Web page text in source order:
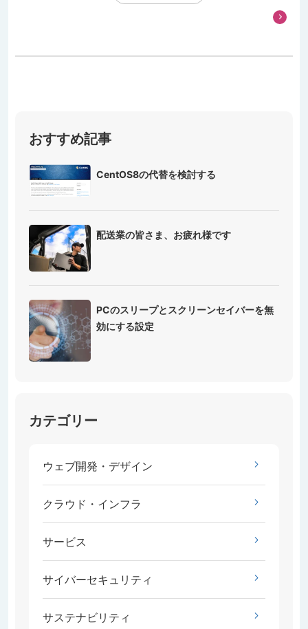
おすすめ記事
CentOS8の代替を検討する
配送業の皆さま、お疲れ様です
PCのスリープとスクリーンセイバーを無
効にする設定
カテゴリー
ウェブ開発・デザイン
クラウド・インフラ
サービス
サイバーセキュリティ
サステナビリティ